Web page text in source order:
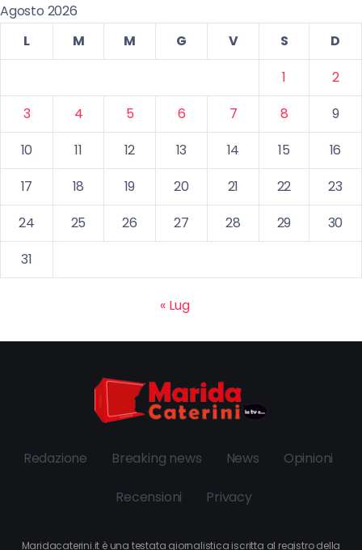
Agosto 2026
L
M M G V S
D
1
2
3
4 5 6 7 8
9
10
11 12 13 14 15
16
17
18 19 20 21 22
23
24
25 26 27 28 29
30
31
« Lug
Redazione Breaking news News Opinioni
Recensioni Privacy
Maridacaterini.it è una testata giornalistica iscritta al registro della